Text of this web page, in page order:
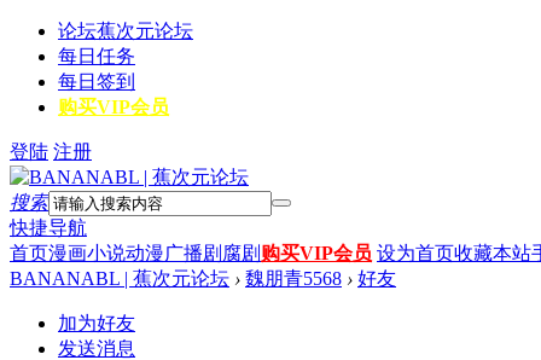
论坛蕉次元论坛
每日任务
每日签到
购买VIP会员
登陆 注册
搜索
快捷导航
首页漫画小说动漫广播剧 腐剧 购买VIP会员 设为首页收藏本站
BANANABL | 蕉次元论坛 › 魏朋青5568 › 好友
加为好友
发送消息